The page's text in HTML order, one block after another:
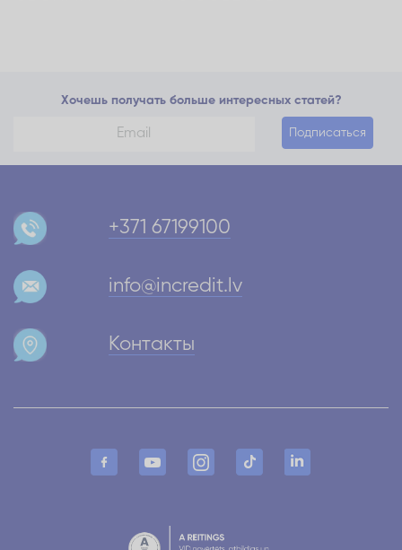
Хочешь получать больше интересных статей?
Подписаться
+371 67199100
info@incredit.lv
Контакты